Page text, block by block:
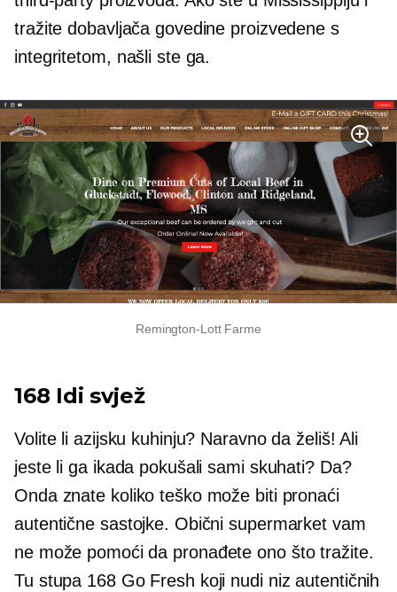
tražite dobavljača govedine proizvedene s
integritetom, našli ste ga.
Remington-LottFarme
168 Idi svjež
Volite li azijsku kuhinju? Naravno da želiš! Ali
jeste li ga ikada pokušali sami skuhati? Da?
Onda znate koliko teško može biti pronaći
autentične sastojke. Obični supermarket vam
ne može pomoći da pronađete ono što tražite.
Tu stupa 168 Go Fresh koji nudi niz autentičnih